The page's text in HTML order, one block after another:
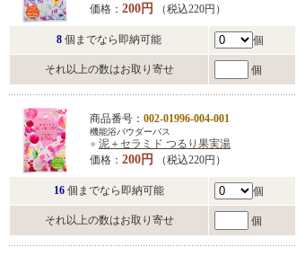
価格： 200円 （税込220円）
8 個までなら即納可能 個
それ以上の数はお取り寄せ 個
商品番号： 002-01996-004-001
機能浴パウダーバス
● 泥＋セラミド つるり果実湯
価格： 200円 （税込220円）
16 個までなら即納可能 個
それ以上の数はお取り寄せ 個